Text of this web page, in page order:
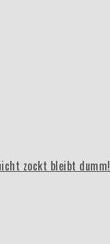
zockt bleibt dumm!